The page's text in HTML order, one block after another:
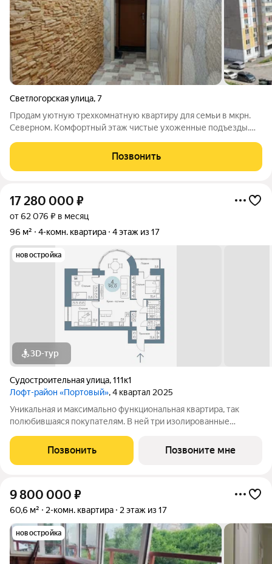
Светлогорская улица,7
Продам уютную трехкомнатную квартиру для семьи в мкрн.
Северном. Комфортный этаж чистые ухоженные подъезды.
балкона. Бонусом остается кухонный гарнитур с встроенной
посудомоечной машиной духовым
Позвонить
17 280 000 ₽
от 62 076 ₽ в месяц
96 м²
4-комн. квартира 4 этаж из 17
новостройка
3D-тур
Судостроительная улица,111к1
Лофт-район «Портовый», 4 квартал 2025
Уникальная и максимально функциональная квартира, так
полюбившаяся покупателям. В ней три изолированные
членов семьи, с полукруглым витражным эркером. Из окон
некоторых квартир открываются
Позвонить Позвоните мне
9 800 000 ₽
60,6 м² 2-комн. квартира 2 этаж из 17
новостройка